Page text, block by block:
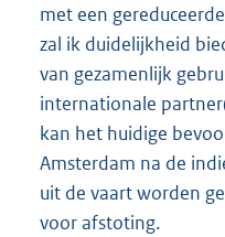
met een
zal ik duidelijkheid
van gezamenlijk
internationale
kan het huidige
Amsterdam na de
uit de vaart worden
voor afstoting.